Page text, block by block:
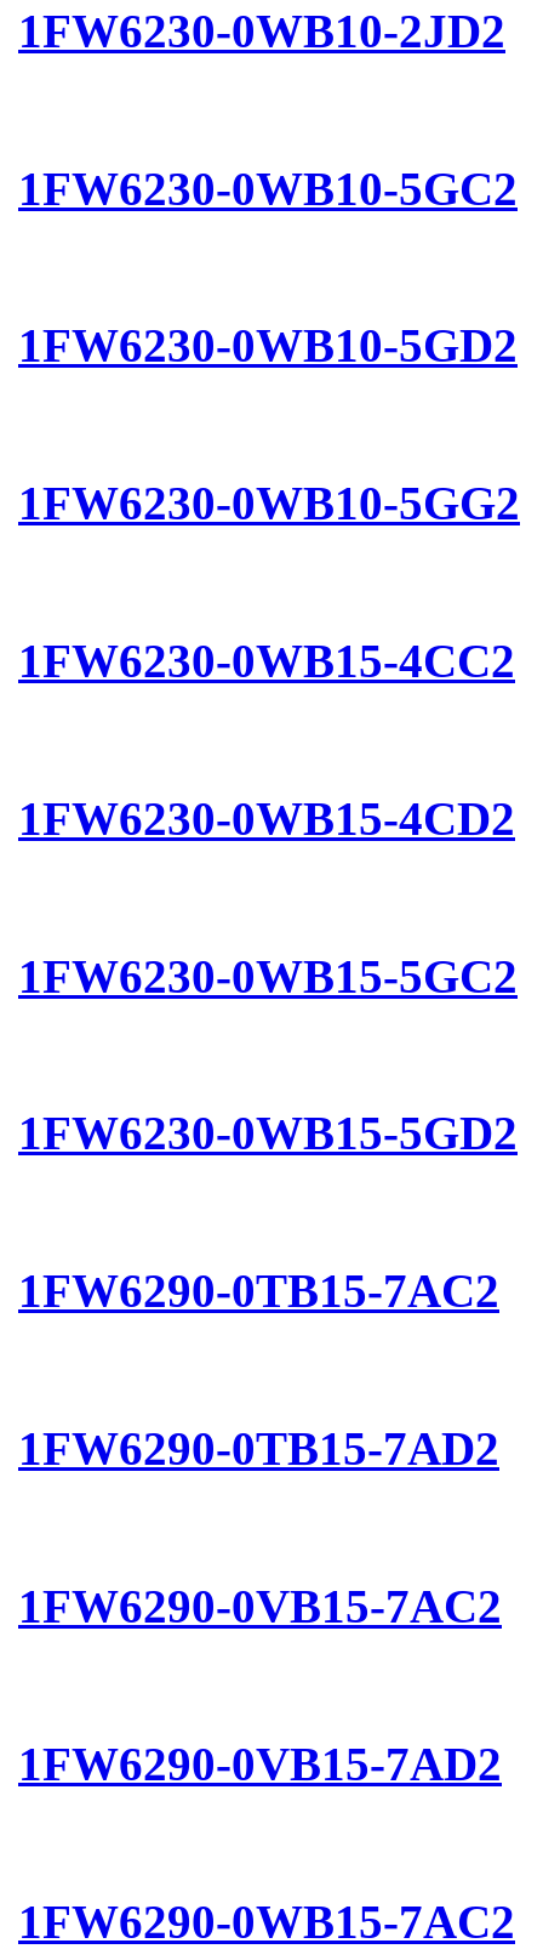
1FW6230-0WB10-2JD2
1FW6230-0WB10-5GC2
1FW6230-0WB10-5GD2
1FW6230-0WB10-5GG2
1FW6230-0WB15-4CC2
1FW6230-0WB15-4CD2
1FW6230-0WB15-5GC2
1FW6230-0WB15-5GD2
1FW6290-0TB15-7AC2
1FW6290-0TB15-7AD2
1FW6290-0VB15-7AC2
1FW6290-0VB15-7AD2
1FW6290-0WB15-7AC2